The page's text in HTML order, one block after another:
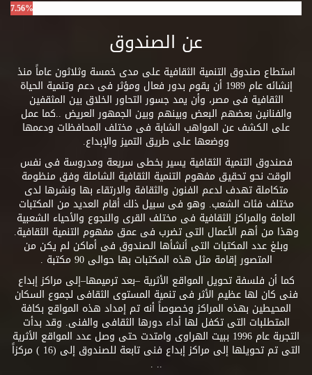
7.56%
عن الصندوق
استطاع صندوق التنمية الثقافية على مدى خمسة وثلاثون عاماً منذ
إنشائه عام 1989 أن يقوم بدور فعال ومؤثر فى دعم وتنمية الحياة
الثقافية فى مصر، وأن يمد جسور التحاور الخلاق بين المثقفين
والفنانين بعضهم البعض وبينهم وبين الجمهور العريض ..كما عمل
على الكشف عن المواهب الشابة فى مختلف المحافظات ودعمها
ووضعها على طريق التميز والإبداع.
فصندوق التنمية الثقافية يسير بخطى سريعة ومدروسة فى نفس
الوقت نحو تحقيق مفهوم التنمية الثقافية الشاملة وفق منظومة
متكاملة تهدف لدعم الفنون والثقافة والارتقاء بها ونشرها لدى
مختلف فئات الشعب. وهو فى سبيل ذلك أقام العديد من المكتبات
العامة والمراكز الثقافية فى مختلف القرى والنجوع والأحياء الشعبية
وهذا من أهم الأعمال التى تضرب فى عمق مفهوم التنمية الثقافية.
وبلغ عدد المكتبات التى أنشأها الصندوق فى أماكن لم يكن من
المتصور إقامة مثل هذه المكتبات بها حوالى 90 مكتبة .
كما أن فلسفة تحويل المواقع الأثرية –بعد ترميمها–إلى مراكز إبداع
فنى كان لها عظيم الأثر فى تنمية المستوى الثقافى لجموع السكان
المحيطين بهذه المراكز وخصوصاً أنه تم إمداد هذه المواقع بكافة
المتطلبات التى تكفل لها أداء دورها الثقافى والفنى. وقد بدأت
التجربة عام 1996 ببيت الهراوى وامتدت حتى وصل عدد المواقع الأثرية
التى تم تحويلها إلى مراكز إبداع فنى تابعة للصندوق إلى (16 ) مركزاً
.. .